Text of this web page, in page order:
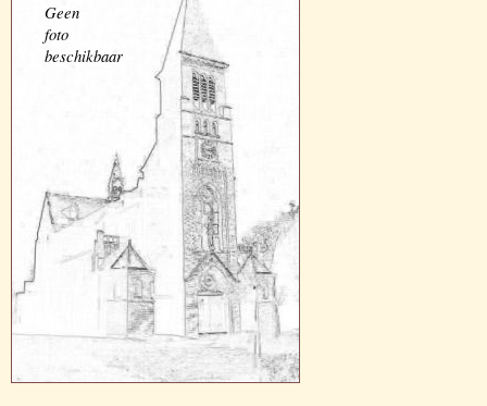
Geen
foto
beschikbaar